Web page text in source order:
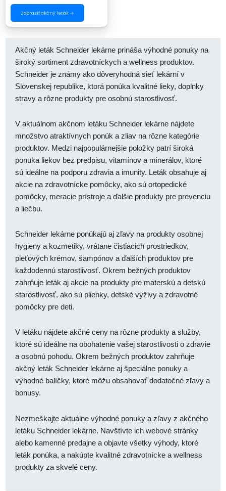
Zobraziť akčný leták →
Akčný leták Schneider lekárne prináša výhodné ponuky na
široký sortiment zdravotníckych a wellness produktov.
Schneider je známy ako dôveryhodná sieť lekární v
Slovenskej republike, ktorá ponúka kvalitné lieky, doplnky
stravy a rôzne produkty pre osobnú starostlivosť.
V aktuálnom akčnom letáku Schneider lekárne nájdete
množstvo atraktívnych ponúk a zliav na rôzne kategórie
produktov. Medzi najpopulárnejšie položky patrí široká
ponuka liekov bez predpisu, vitamínov a minerálov, ktoré
sú ideálne na podporu zdravia a imunity. Leták obsahuje aj
akcie na zdravotnícke pomôcky, ako sú ortopedické
pomôcky, meracie prístroje a ďalšie produkty pre prevenciu
a liečbu.
Schneider lekárne ponúkajú aj zľavy na produkty osobnej
hygieny a kozmetiky, vrátane čistiacich prostriedkov,
pleťových krémov, šampónov a ďalších produktov pre
každodennú starostlivosť. Okrem bežných produktov
zahrňuje leták aj akcie na produkty pre materskú a detskú
starostlivosť, ako sú plienky, detské výživy a zdravotné
pomôcky pre deti.
V letáku nájdete akčné ceny na rôzne produkty a služby,
ktoré sú ideálne na obohatenie vašej starostlivosti o zdravie
a osobnú pohodu. Okrem bežných produktov zahrňuje
akčný leták Schneider lekárne aj špeciálne ponuky a
výhodné balíčky, ktoré môžu obsahovať dodatočné zľavy a
bonusy.
Nezmeškajte aktuálne výhodné ponuky a zľavy z akčného
letáku Schneider lekárne. Navštívte ich webové stránky
alebo kamenné predajne a objavte všetky výhody, ktoré
leták ponúka, a nakúpte kvalitné zdravotnícke a wellness
produkty za skvelé ceny.